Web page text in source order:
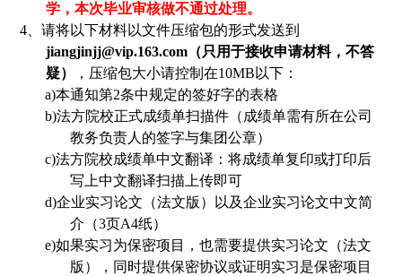
学，本次毕业审核做不通过处理。
4、请将以下材料以文件压缩包的形式发送到
jiangjinjj@vip.163.com（只用于接收申请材料，不答
疑）
，压缩包大小请控制在10MB 以下：
a)本通知第2条中规定的签好字的表格
b)法方院校正式成绩单扫描件（成绩单需有所在公司
教务负责人的签字与集团公章）
c)法方院校成绩单中文翻译：将成绩单复印或打印后
写上中文翻译扫描上传即可
d)企业实习论文（法文版）以及企业实习论文中文简
介（3页A4纸）
e)如果实习为保密项目，也需要提供实习论文（法文
版），同时提供保密协议或证明实习是保密项目